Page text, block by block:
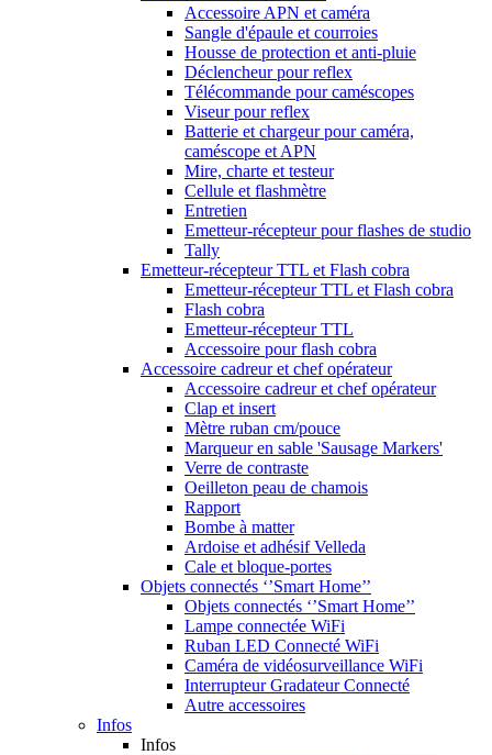
Accessoire APN et caméra
Sangle d'épaule et courroies
Housse de protection et anti-pluie
Déclencheur pour reflex
Télécommande pour caméscopes
Viseur pour reflex
Batterie et chargeur pour caméra,
caméscope et APN
Mire, charte et testeur
Cellule et flashmètre
Entretien
Emetteur-récepteur pour flashes de studio
Tally
Emetteur-récepteur TTL et Flash cobra
Emetteur-récepteur TTL et Flash cobra
Flash cobra
Emetteur-récepteur TTL
Accessoire pour flash cobra
Accessoire cadreur et chef opérateur
Accessoire cadreur et chef opérateur
Clap et insert
Mètre ruban cm/pouce
Marqueur en sable 'Sausage Markers'
Verre de contraste
Oeilleton peau de chamois
Rapport
Bombe à matter
Ardoise et adhésif Velleda
Cale et bloque-portes
Objets connectés ‘’Smart Home’’
Objets connectés ‘’Smart Home’’
Lampe connectée WiFi
Ruban LED Connecté WiFi
Caméra de vidéosurveillance WiFi
Interrupteur Gradateur Connecté
Autre accessoires
Infos
Infos